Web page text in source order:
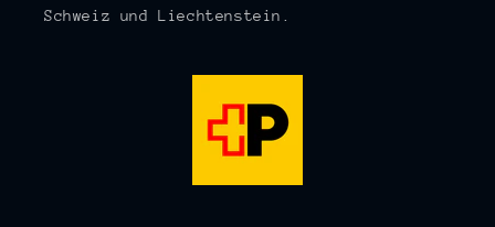
Schweiz und Liechtenstein.